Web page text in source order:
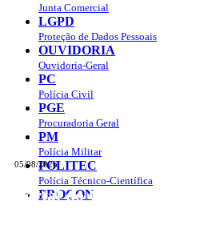
05/08/2026
Portal do Governo do
Junta Comercial
LGPD
Proteção de Dados Pessoais
OUVIDORIA
Ouvidoria-Geral
PC
Polícia Civil
PGE
Procuradoria Geral
PM
Polícia Militar
POLITEC
Polícia Técnico-Científica
PROCON